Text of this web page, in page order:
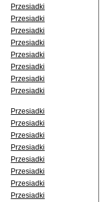
Przesiadki
Przesiadki
Przesiadki
Przesiadki
Przesiadki
Przesiadki
Przesiadki
Przesiadki
Przesiadki
Przesiadki
Przesiadki
Przesiadki
Przesiadki
Przesiadki
Przesiadki
Przesiadki